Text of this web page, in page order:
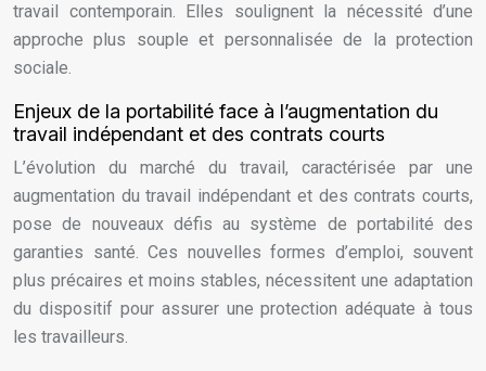
travail contemporain. Elles soulignent la nécessité d’une
approche plus souple et personnalisée de la protection
sociale.
Enjeux de la portabilité face à l’augmentation du
travail indépendant et des contrats courts
L’évolution du marché du travail, caractérisée par une
augmentation du travail indépendant et des contrats courts,
pose de nouveaux défis au système de portabilité des
garanties santé. Ces nouvelles formes d’emploi, souvent
plus précaires et moins stables, nécessitent une adaptation
du dispositif pour assurer une protection adéquate à tous
les travailleurs.